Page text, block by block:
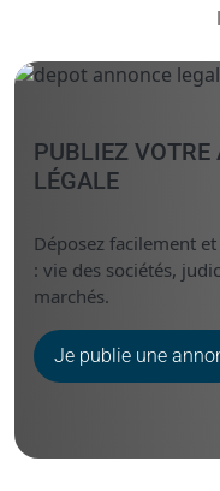
PUBLIEZ VOTRE
LÉGALE
Déposez facilement
: vie des sociétés,
marchés.
Je publie une